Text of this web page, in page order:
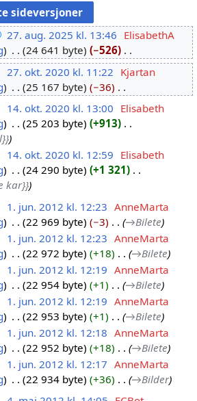
27. aug. 2025 kl. 13:46 ElisabethA
24 641 byte
−526
27. okt. 2020 kl. 11:22 Kjartan
25 167 byte
−36
14. okt. 2020 kl. 13:00 Elisabeth
25 203 byte
+913
14. okt. 2020 kl. 12:59 Elisabeth
24 290 byte
+1 321
kar}}
1. jun. 2012 kl. 12:23 AnneMarta
22 969 byte −3 →Bilete
1. jun. 2012 kl. 12:23 AnneMarta
22 972 byte +18 →Bilete
1. jun. 2012 kl. 12:19 AnneMarta
22 954 byte +1 →Bilete
1. jun. 2012 kl. 12:19 AnneMarta
22 953 byte +1 →Bilete
1. jun. 2012 kl. 12:18 AnneMarta
22 952 byte +18 →Bilete
1. jun. 2012 kl. 12:17 AnneMarta
22 934 byte +36 →Bilder